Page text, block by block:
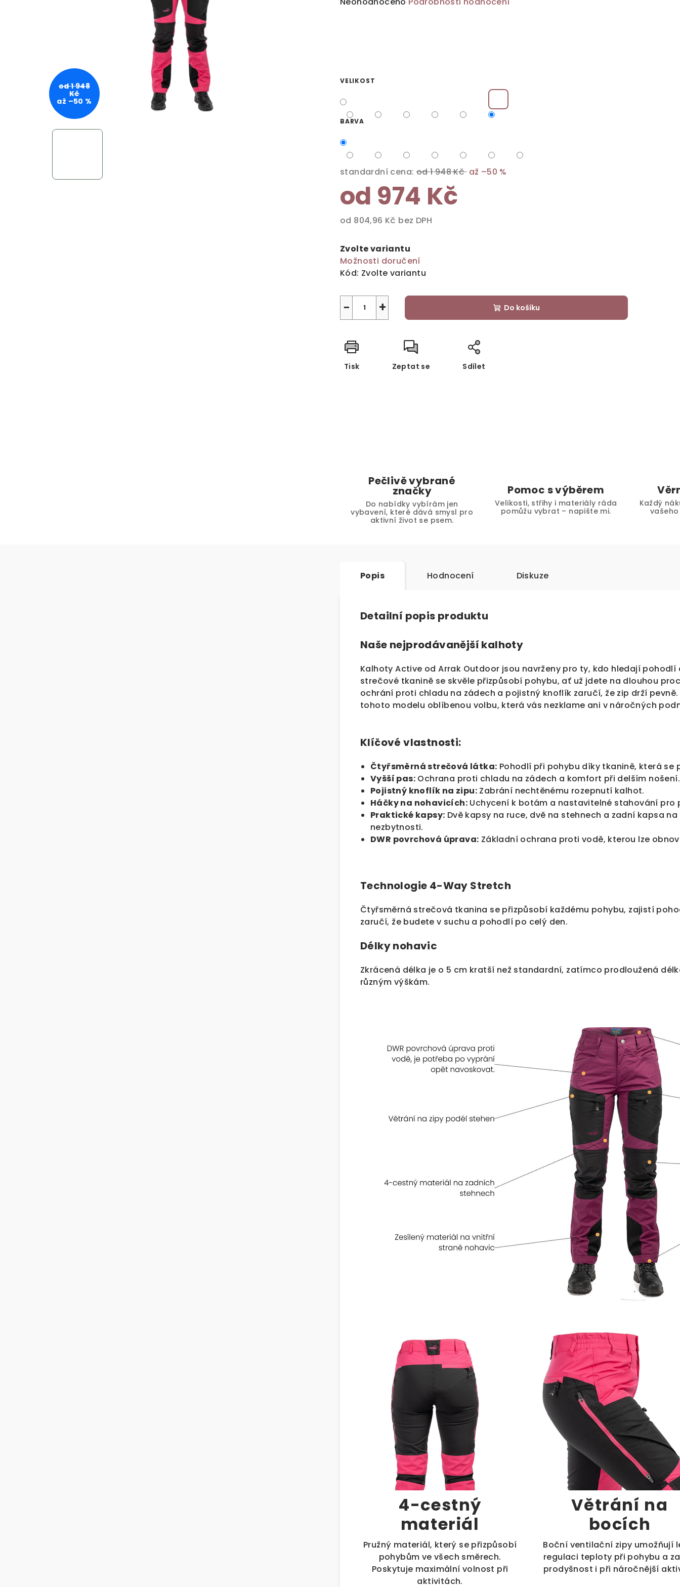
hvězdiček.
VELIKOST
BARVA
standardní cena: od 1 948 Kč až –50 %
od 974 Kč
od 804,96 Kč bez DPH
cena:
Zvolte variantu
Možnosti doručení
Kód: Zvolte variantu
+
− Do košíku
Tisk Zeptat se Sdílet
od 1 948
Kč
až –50 %
Pečlivě vybrané
značky
Do nabídky vybírám jen
vybavení, které dává smysl pro
aktivní život se psem.
Pomoc s výběrem
Velikosti, střihy i materiály ráda
pomůžu vybrat – napište mi.
Každý
Popis Hodnocení Diskuze
Detailní popis produktu
Naše nejprodávanější kalhoty
Kalhoty Active od Arrak Outdoor jsou navrženy pro ty, kdo hledají
strečové tkanině se skvěle přizpůsobí pohybu, ať už jdete na dlouhou
ochrání proti chladu na zádech a pojistný knoflík zaručí, že zip drží
tohoto modelu oblíbenou volbu, která vás nezklame ani v náročných
Klíčové vlastnosti:
Čtyřsměrná strečová látka: Pohodlí při pohybu díky tkanině, která se
Vyšší pas: Ochrana proti chladu na zádech a komfort při delším nošení.
Pojistný knoflík na zipu: Zabrání nechtěnému rozepnutí kalhot.
Háčky na nohavicích: Uchycení k botám a nastavitelné stahování pro
Praktické kapsy: Dvě kapsy na ruce, dvě na stehnech a zadní kapsa
nezbytnosti.
DWR povrchová úprava: Základní ochrana proti vodě, kterou lze
Technologie 4-Way Stretch
Čtyřsměrná strečová tkanina se přizpůsobí každému pohybu, zajistí
zaručí, že budete v suchu a pohodlí po celý den.
Délky nohavic
Zkrácená délka je o 5 cm kratší než standardní, zatímco prodloužená
různým výškám.
4-cestný
materiál
Pružný materiál, který se přizpůsobí
pohybům ve všech směrech.
Poskytuje maximální volnost při
aktivitách.
Větrání na
bocích
Boční ventilační zipy umožňují
regulaci teploty při pohybu a
prodyšnost i při náročnější